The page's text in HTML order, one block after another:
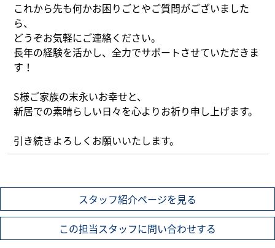
これから先も何かお困りごとやご質問がございました
ら、
どうぞお気軽にご連絡ください。
長年の経験を活かし、全力でサポートさせていただきま
す！
S様ご家族の末永いお幸せと、
新居での素晴らしい日々を心よりお祈り申し上げます。
引き続きよろしくお願いいたします。
スタッフ紹介ページを見る
この担当スタッフに問い合わせする